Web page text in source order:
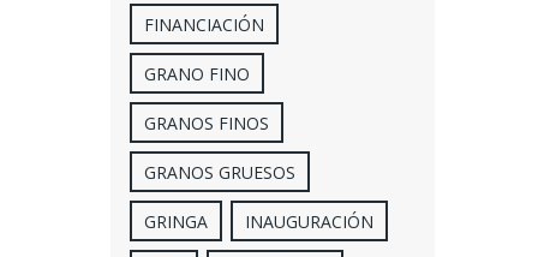
FINANCIACIÓN
GRANO FINO
GRANOS FINOS
GRANOS GRUESOS
GRINGA INAUGURACIÓN